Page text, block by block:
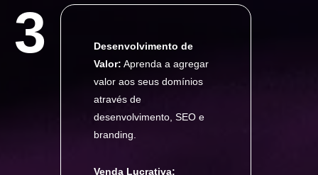
3
Desenvolvimento de
Valor: Aprenda a agregar
valor aos seus domínios
através de
desenvolvimento, SEO e
branding.
Venda Lucrativa: